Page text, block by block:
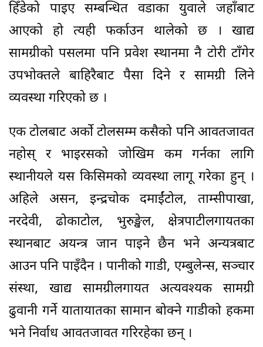
हिँडेको पाइए सम्बन्धित वडाका युवाले जहाँबाट
आएको हो त्यही फर्काउन थालेको छ । खाद्य
सामग्रीको पसलमा पनि प्रवेश स्थानमा नै टोरी टाँगेर
उपभोक्तले बाहिरैबाट पैसा दिने र सामग्री लिने
व्यवस्था गरिएको छ ।
एक टोलबाट अर्को टोलसम्म कसैको पनि आवतजावत
नहोस् र भाइरसको जोखिम कम गर्नका लागि
स्थानीयले यस किसिमको व्यवस्था लागू गरेका हुन् ।
अहिले असन, इन्द्रचोक दमाईंटोल, ताम्सीपाखा,
नरदेवी, ढोकाटोल, भुरुङ्खेल, क्षेत्रपाटीलगायतका
स्थानबाट अयन्त्र जान पाइने छैन भने अन्यत्रबाट
आउन पनि पाइँदैन । पानीको गाडी, एम्बुलेन्स, सञ्चार
संस्था, खाद्य सामग्रीलगायत अत्यवश्यक सामग्री
ढुवानी गर्ने यातायातका सामान बोक्ने गाडीको हकमा
भने निर्वाध आवतजावत गरिरहेका छन् ।